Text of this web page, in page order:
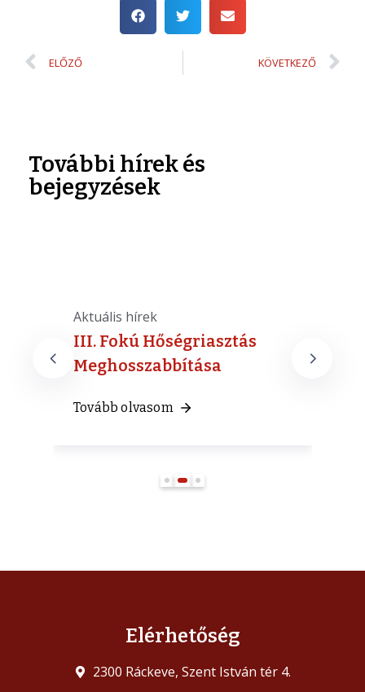
ELŐZŐ KÖVETKEZŐ
További hírek és
bejegyzések
Aktuális hírek
III. Fokú Hőségriasztás
Meghosszabbítása
Tovább olvasom
Elérhetőség
2300 Ráckeve, Szent István tér 4.